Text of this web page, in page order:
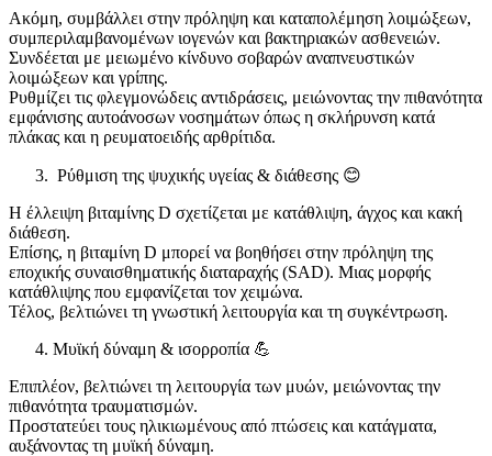
Ακόμη, συμβάλλει στην πρόληψη και καταπολέμηση λοιμώξεων,
συμπεριλαμβανομένων ιογενών και βακτηριακών ασθενειών.
Συνδέεται με μειωμένο κίνδυνο σοβαρών αναπνευστικών
λοιμώξεων και γρίπης.
Ρυθμίζει τις φλεγμονώδεις αντιδράσεις, μειώνοντας την πιθανότητα
εμφάνισης αυτοάνοσων νοσημάτων όπως η σκλήρυνση κατά
πλάκας και η ρευματοειδής αρθρίτιδα.
Ρύθμιση της ψυχικής υγείας & διάθεσης 😊
Η έλλειψη βιταμίνης D σχετίζεται με κατάθλιψη, άγχος και κακή
διάθεση.
Επίσης, η βιταμίνη D μπορεί να βοηθήσει στην πρόληψη της
εποχικής συναισθηματικής διαταραχής (SAD). Μιας μορφής
κατάθλιψης που εμφανίζεται τον χειμώνα.
Τέλος, βελτιώνει τη γνωστική λειτουργία και τη συγκέντρωση.
Μυϊκή δύναμη & ισορροπία 💪
Επιπλέον, βελτιώνει τη λειτουργία των μυών, μειώνοντας την
πιθανότητα τραυματισμών.
Προστατεύει τους ηλικιωμένους από πτώσεις και κατάγματα,
αυξάνοντας τη μυϊκή δύναμη.